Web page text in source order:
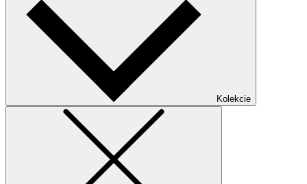
Kolekcie